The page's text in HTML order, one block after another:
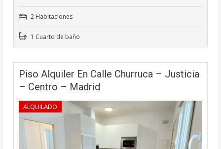
2 Habitaciones
1 Cuarto de baño
Piso Alquiler En Calle Churruca – Justicia
– Centro – Madrid
ALQUILADO